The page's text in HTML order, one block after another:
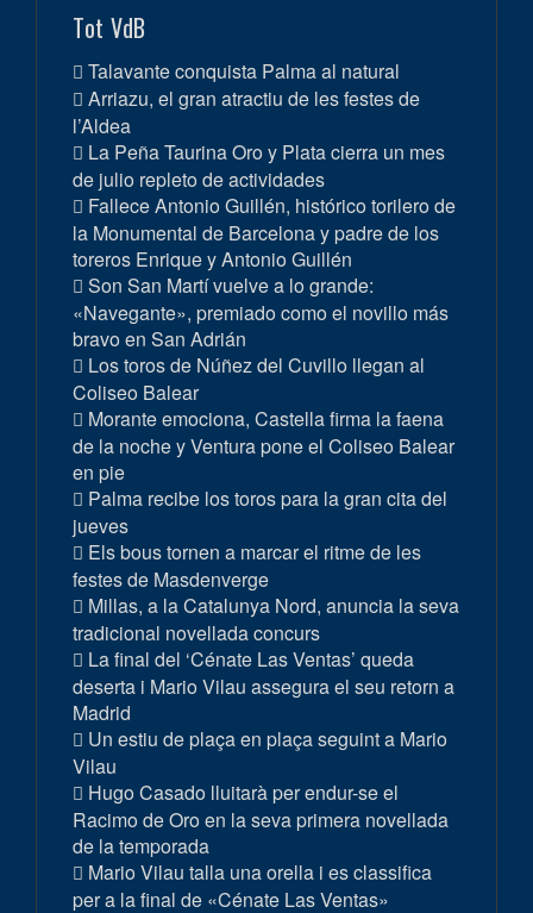
Tot VdB
Talavante conquista Palma al natural
Arriazu, el gran atractiu de les festes de
l’Aldea
La Peña Taurina Oro y Plata cierra un mes
de julio repleto de actividades
Fallece Antonio Guillén, histórico torilero de
la Monumental de Barcelona y padre de los
toreros Enrique y Antonio Guillén
Son San Martí vuelve a lo grande:
«Navegante», premiado como el novillo más
bravo en San Adrián
Los toros de Núñez del Cuvillo llegan al
Coliseo Balear
Morante emociona, Castella firma la faena
de la noche y Ventura pone el Coliseo Balear
en pie
Palma recibe los toros para la gran cita del
jueves
Els bous tornen a marcar el ritme de les
festes de Masdenverge
Millas, a la Catalunya Nord, anuncia la seva
tradicional novellada concurs
La final del ‘Cénate Las Ventas’ queda
deserta i Mario Vilau assegura el seu retorn a
Madrid
Un estiu de plaça en plaça seguint a Mario
Vilau
Hugo Casado lluitarà per endur-se el
Racimo de Oro en la seva primera novellada
de la temporada
Mario Vilau talla una orella i es classifica
per a la final de «Cénate Las Ventas»